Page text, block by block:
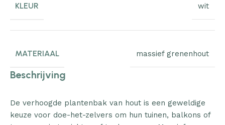
KLEUR wit
MATERIAAL massief grenenhout
Beschrijving
De verhoogde plantenbak van hout is een geweldige
keuze voor doe-het-zelvers om hun tuinen, balkons of